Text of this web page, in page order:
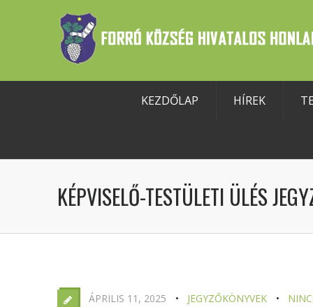
KEZDŐLAP HÍREK
KÉPVISELŐ-TESTÜLETI ÜLÉS
ÁPRILIS 11, 2025 JEGYZŐKÖNYVEK